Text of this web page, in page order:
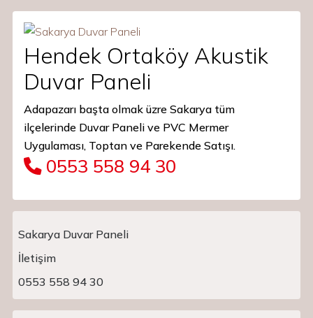
Hendek Ortaköy Akustik
Duvar Paneli
Adapazarı başta olmak üzre Sakarya tüm
ilçelerinde Duvar Paneli ve PVC Mermer
Uygulaması, Toptan ve Parekende Satışı.
0553 558 94 30
Main Navigation
Sakarya Duvar Paneli
İletişim
0553 558 94 30